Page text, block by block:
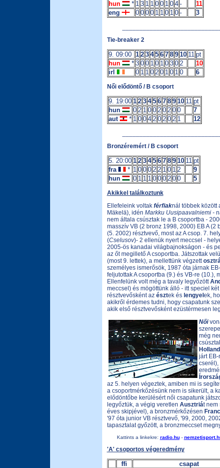
hun * 1 3 1 1 0 0 1 0 4 -
11
eng
0 0 0 0 1 1 0 1 0 - 3
Tie-breaker 2
9. 09:00 1 2 3 4 5 6 7 8 9 10 11 pt
hun
* 3 0 0 1 0 1 0 3 0 2
10
irl
0 1 1 0 2 0 1 0 1 0 6
Női elődöntő / B csoport
9. 19:00 1 2 3 4 5 6 7 8 9 10 11 pt
hun
0 2 1 0 0 2 0 2 0 0
7
aut
* 1 0 0 4 2 0 2 0 2 1 12
Bronzéremért / B csoport
5. 20:00 1 2 3 4 5 6 7 8 9 10 11 pt
fra
* 1 0 0 0 2 2 1 0 1 2
9
hun
0 1 1 1 0 0 0 2 0 0 5
Akikkel találkoztunk
Ellefeleink voltak férfiaknál többek között
Mäkelä), idén Markku Uusipaavalniemi-
nem általa csúsztak le a B csoportba -
masszív VB (2 bronz 1998, 2000) EB A
(5. 2002) résztvevő, most az A csop. 7.
(Cselusov)- 2 ellenük nyert meccsel -
2005-ös kanadai világbajnokságon - és
az őt megillető A csoportba. Játszottak
(most 9. lettek), a mellettünk végzett
személyes ismerősök, 1987 óta járnak
feljutottak A csoportba (9.) és VB-re (10.),
Ellenfelünk volt még a tavaly legyőzött
meccsel) és mögöttünk álló - itt speciel
résztvevősként az észtek és lengyelek,
akikről érdemes tudni, hogy csapatunk
akik első résztvevősként ezüstérmesen
Női
még
járt EB-
cserél),
az 5. helyen végeztek, amiben mi is
a csoportmérkőzésünk nem is sikerült, a
elődöntőbe kerülésért női csapatunk
legyőztük, a végig veretlen Ausztriát nem
éves skipjével), a bronzmérkőzésen
'97 óta junior VB résztvevő, '99, 2000,
tapasztalat győzött, a bronzmeccset
Kattints a linkekre: radio.hu-
'A' csoportos végeredmény
ffi
csapat